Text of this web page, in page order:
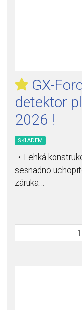
GX-
detektor
2026 !
SKLADEM
・Lehká
sesnadno
záruka…